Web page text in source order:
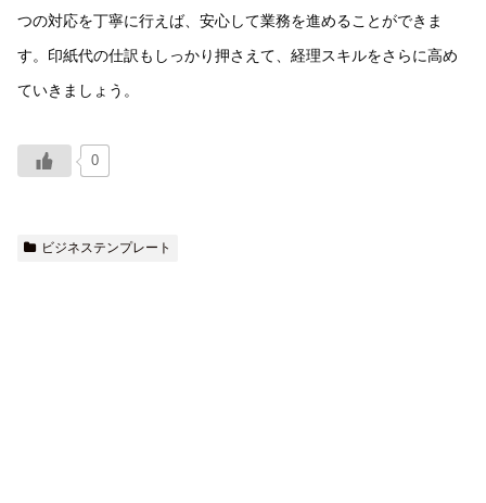
つの対応を丁寧に行えば、安心して業務を進めることができま
す。印紙代の仕訳もしっかり押さえて、経理スキルをさらに高め
ていきましょう。
0
ビジネステンプレート